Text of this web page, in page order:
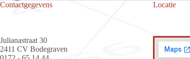
Contactgegevens
Julianastraat 30
2411 CV Bodegraven
Locatie